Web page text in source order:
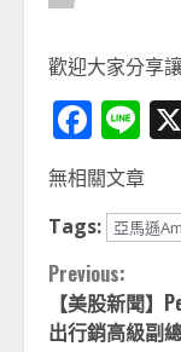
歡迎大家分享
無相關文章
Tags:
亞馬遜
Continue
Reading
Previous:
【美股新聞】
出行銷高級副